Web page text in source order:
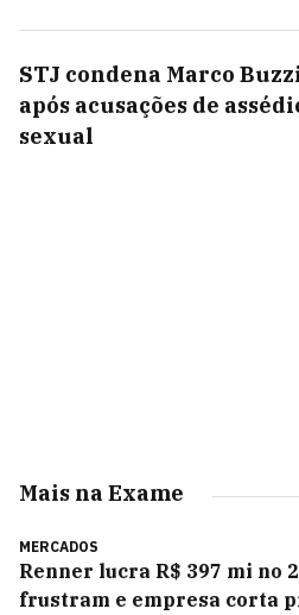
STJ condena Marco
após acusações de
sexual
Mais na Exame
MERCADOS
Renner lucra R$ 397 mi no
frustram e empresa corta